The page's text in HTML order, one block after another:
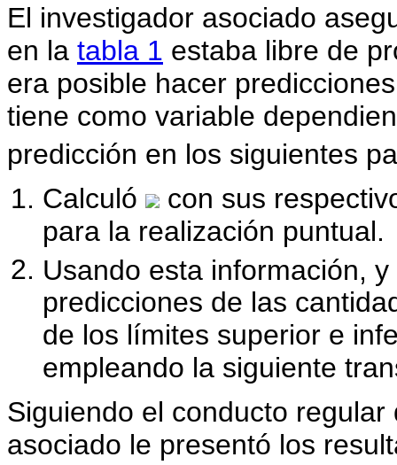
El investigador asociado
en la tabla 1 estaba libre de
era posible hacer
tiene como variable
predicción en los siguientes
Calculó
con sus
para la realización puntual.
Usando esta información,
predicciones de las
de los límites superior e
empleando la siguiente
Siguiendo el conducto
asociado le presentó los